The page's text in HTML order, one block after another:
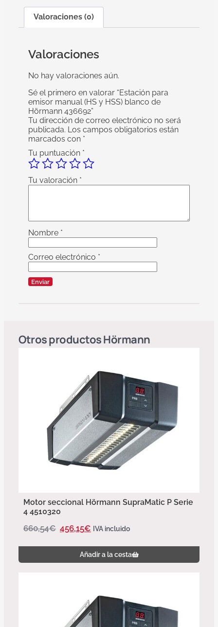
Valoraciones (0)
Valoraciones
No hay valoraciones aún.
Sé el primero en valorar “Estación para
emisor manual (HS y HSS) blanco de
Hörmann 436692”
Tu dirección de correo electrónico no será
publicada. Los campos obligatorios están
marcados con *
Tu puntuación *
Tu valoración *
Nombre *
Correo electrónico *
Otros productosHörmann
Motor seccional Hörmann SupraMatic P Serie
4 4510320
660,54€ 456,15€ IVA incluido
Añadir a la cesta